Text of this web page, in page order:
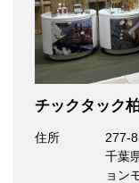
チックタック
住所
277-
千葉
ョン